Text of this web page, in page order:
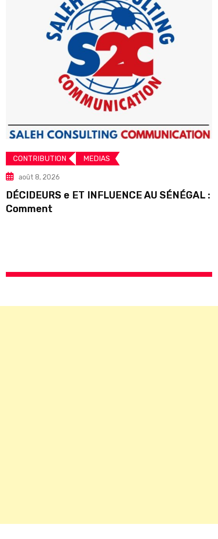
CONTRIBUTION MEDIAS
août 8, 2026
DÉCIDEURS e ET INFLUENCE AU SÉNÉGAL :
Comment